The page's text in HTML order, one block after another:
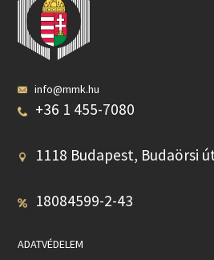
info@mmk.hu
+36 1 455-7080
1118 Budapest, Budaörsi
18084599-2-43
ADATVÉDELEM